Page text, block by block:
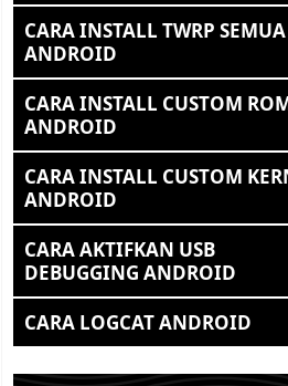
CARA INSTALL TWRP SEMUA
ANDROID
CARA INSTALL CUSTOM
ANDROID
CARA INSTALL CUSTOM
ANDROID
CARA AKTIFKAN USB
DEBUGGING ANDROID
CARA LOGCAT ANDROID